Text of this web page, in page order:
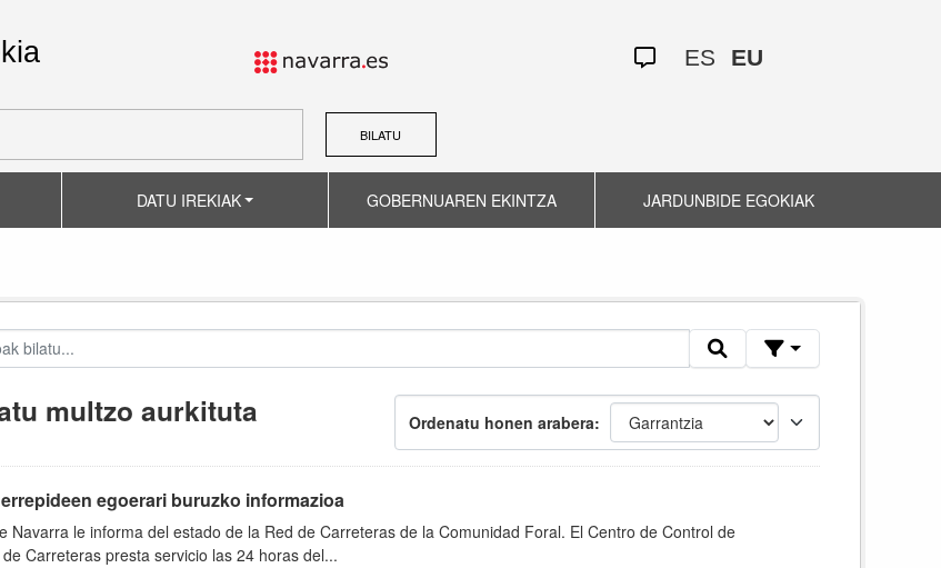
ES EU
BILATU
DATU IREKIAK GOBERNUAREN EKINTZA JARDUNBIDE EGOKIAK
Ordenatu honen arabera
multzo aurkituta
egoerari buruzko informazioa
Navarra le informa del estado de la Red de Carreteras de la Comunidad Foral. El Centro de Control de
Carreteras presta servicio las 24 horas del...